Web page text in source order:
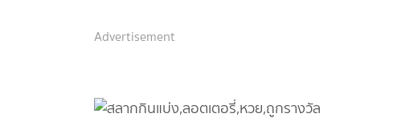
Advertisement